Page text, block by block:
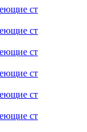
ст
ст
ст
ст
ст
ст